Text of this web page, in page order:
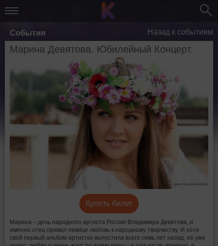
События Назад к событиям
Марина Девятова. Юбилейный Концерт.
Купить билет
Марина – дочь народного артиста России Владимира Девятова, и
именно отец привил певице любовь к народному творчеству. И хотя
свой первый альбом артистка выпустила всего семь лет назад, её уже